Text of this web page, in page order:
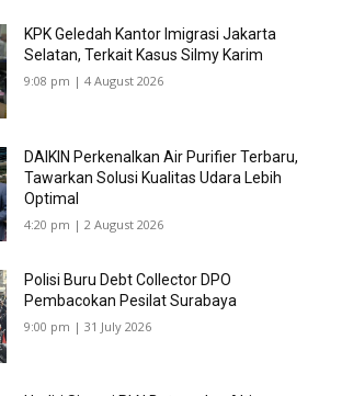
KPK Geledah Kantor Imigrasi Jakarta
Selatan, Terkait Kasus Silmy Karim
9:08 pm | 4 August 2026
DAIKIN Perkenalkan Air Purifier Terbaru,
Tawarkan Solusi Kualitas Udara Lebih
Optimal
4:20 pm | 2 August 2026
Polisi Buru Debt Collector DPO
Pembacokan Pesilat Surabaya
9:00 pm | 31 July 2026